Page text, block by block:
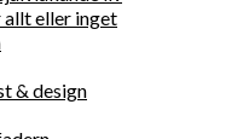
allt eller inget
& design